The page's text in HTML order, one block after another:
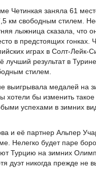
Четинкая заняла 61
км свободным стилем.
лыжница сказала, что
в предстоящих гонках.
играх в Солт-Лейк-
лучший результат в
стилем.
выигрывала медалей на
хотели бы изменить
успехами в зимних
и её партнер Альпер
Нелегко будет паре
Турцию на зимних
дуэт никогда прежде не